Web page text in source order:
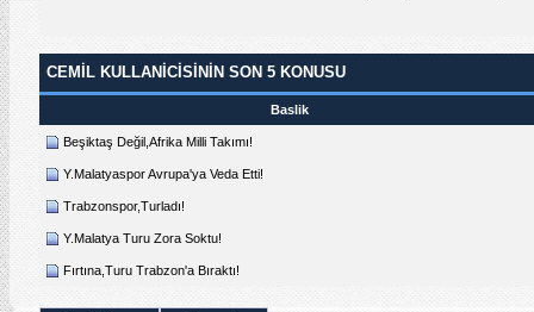
CEMIL KULLANICISININ SON 5 KONUSU
Baslik
Beşiktaş Değil,Afrika Milli Takımı!
Y.Malatyaspor Avrupa'ya Veda Etti!
Trabzonspor,Turladı!
Y.Malatya Turu Zora Soktu!
Fırtına,Turu Trabzon'a Bıraktı!